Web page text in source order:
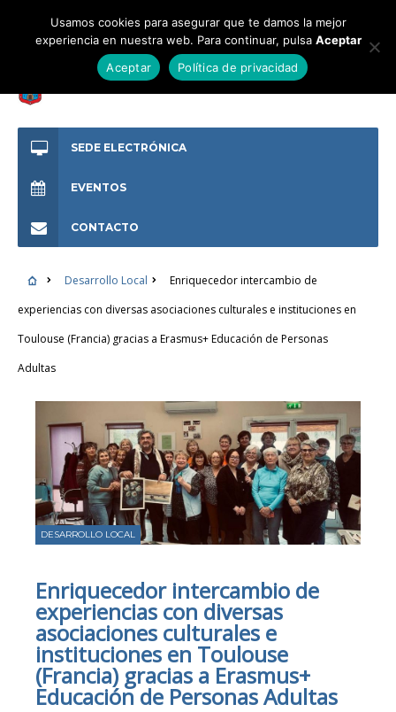
SEDE ELECTRÓNICA
EVENTOS
CONTACTO
Desarrollo Local
Enriquecedor intercambio de
experiencias con diversas asociaciones culturales e instituciones en
Toulouse (Francia) gracias a Erasmus+ Educación de Personas
Adultas
DESARROLLO LOCAL
Enriquecedor intercambio de
experiencias con diversas
asociaciones culturales e
instituciones en Toulouse
(Francia) gracias a Erasmus+
Educación de Personas Adultas
Usamos cookies para asegurar que te damos la mejor
experiencia en nuestra web. Para continuar, pulsa Aceptar
Aceptar
Política de privacidad